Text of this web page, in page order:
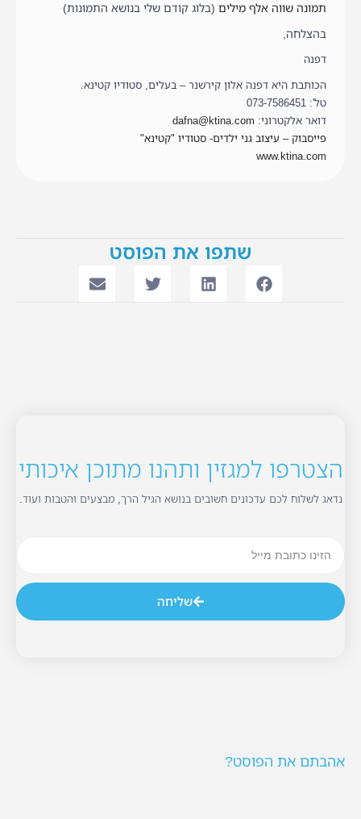
תמונה שווה אלף מילים(בלוג קודם שלי בנושא התמונות)
בהצלחה,
דפנה
הכותבת היא דפנה אלון קירשנר – בעלים, סטודיו קטינא.
טל': 073-7586451
דואר אלקטרוני: dafna@ktina.com
פייסבוק – עיצוב גני ילדים- סטודיו "קטינא"
www.ktina.com
שתפו את הפוסט
הצטרפו למגזין ותהנו מתוכן איכותי
נדאג לשלוח לכם עדכונים חשובים בנושא הגיל הרך, מבצעים והטבות ועוד.
שליחה
אהבתם את הפוסט?